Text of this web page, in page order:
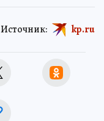
Источник: kp.ru